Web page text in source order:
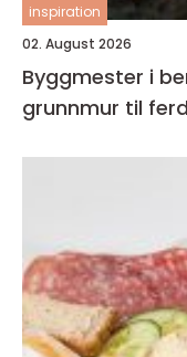
inspiration
02. August 2026
Byggmester i
grunnmur til